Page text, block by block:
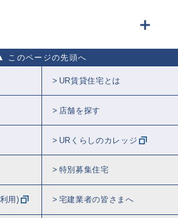
このページの先頭へ
UR賃貸住宅とは
店舗を探す
URくらしのカレッジ
特別募集住宅
用) 宅建業者の皆さまへ